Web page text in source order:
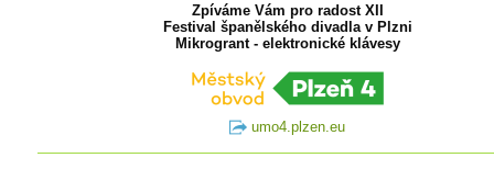
Zpíváme Vám pro radost XII
Festival španělského divadla v Plzni
Mikrogrant - elektronické klávesy
umo4.plzen.eu